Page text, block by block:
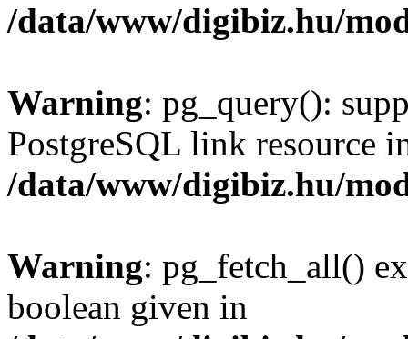
/data/www/digibiz.hu/
Warning: pg_query():
PostgreSQL link resource
/data/www/digibiz.hu/
Warning: pg_fetch_all()
boolean given in